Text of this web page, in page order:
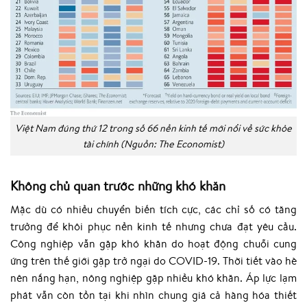
Việt Nam đúng thứ 12 trong số 66 nền kinh tế mới nổi về sức khỏe
tài chính (Nguồn: The Economist)
Không chủ quan trước những khó khăn
Mặc dù có nhiều chuyển biến tích cực, các chỉ số có tăng
trưởng để khôi phục nền kinh tế nhưng chưa đạt yêu cầu.
Công nghiệp vẫn gặp khó khăn do hoạt động chuỗi cung
ứng trên thế giới gặp trở ngại do COVID-19. Thời tiết vào hè
nên nắng hạn, nông nghiệp gặp nhiều khó khăn. Áp lực lạm
phát vẫn còn tồn tại khi nhìn chung giá cả hàng hóa thiết